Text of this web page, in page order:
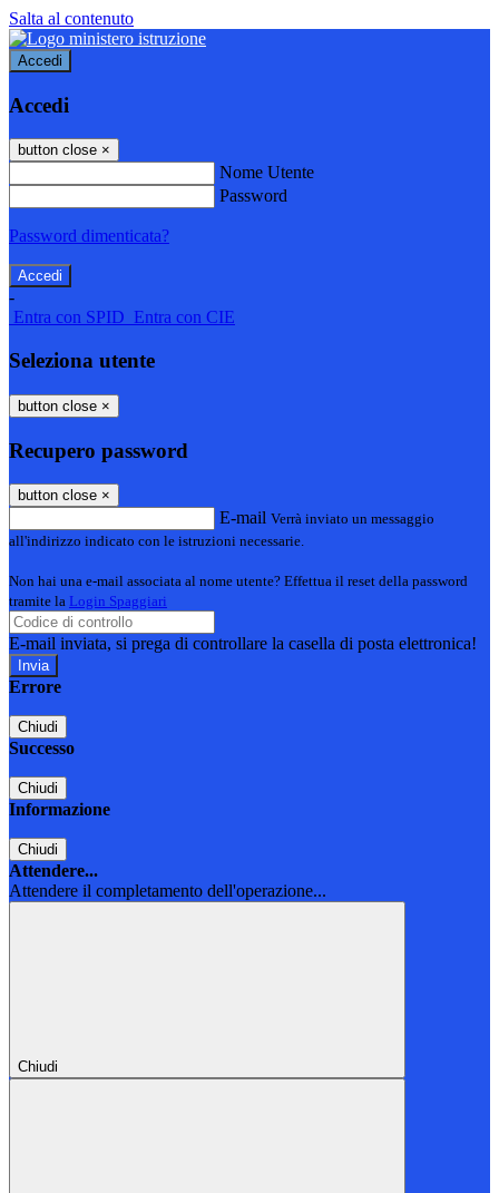
Salta al contenuto
Accedi
Accedi
button close ×
Nome Utente
Password
Password dimenticata?
-
Entra con SPID Entra con CIE
Seleziona utente
button close ×
Recupero password
button close ×
E-mail Verrà inviato un messaggio
all'indirizzo indicato con le istruzioni necessarie.
Non hai una e-mail associata al nome utente? Effettua il reset della password
tramite la Login Spaggiari
E-mail inviata, si prega di controllare la casella di posta elettronica!
Errore
Chiudi
Successo
Chiudi
Informazione
Chiudi
Attendere...
Attendere il completamento dell'operazione...
Chiudi